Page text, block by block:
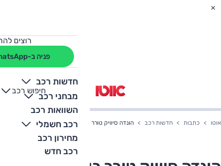
רוצים
פניה ב-WhatsApp
חדשות רכב
מבחני רכב
השוואות רכב
רכב חשמלי
מחירון רכב
רכב חדש
חיפוש רכב
+
-
אוטו כתבות חדשות רכב הונדה סיוויק טורר בישראל